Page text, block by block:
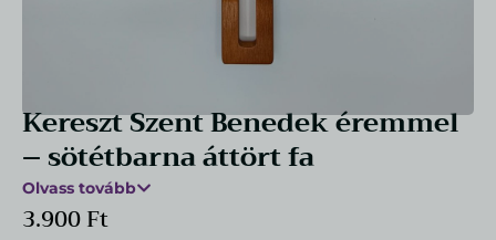
Kereszt Szent Benedek éremmel
– sötétbarna áttört fa
Olvass tovább
3.900Ft